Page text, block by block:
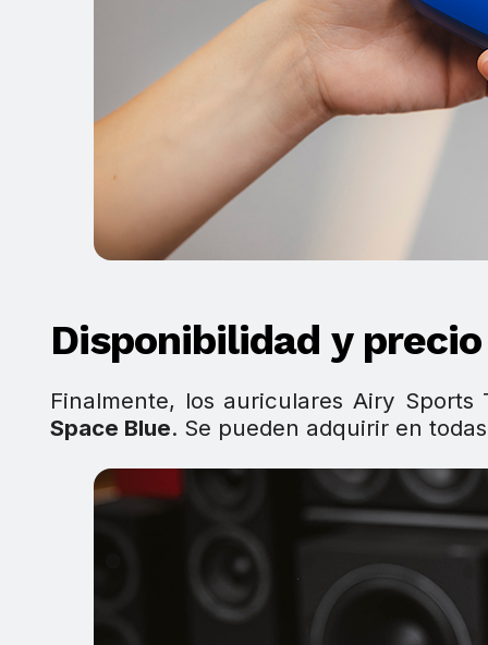
Disponibilidad y precio
Finalmente, los auriculares Airy
Space Blue. Se pueden adquirir en